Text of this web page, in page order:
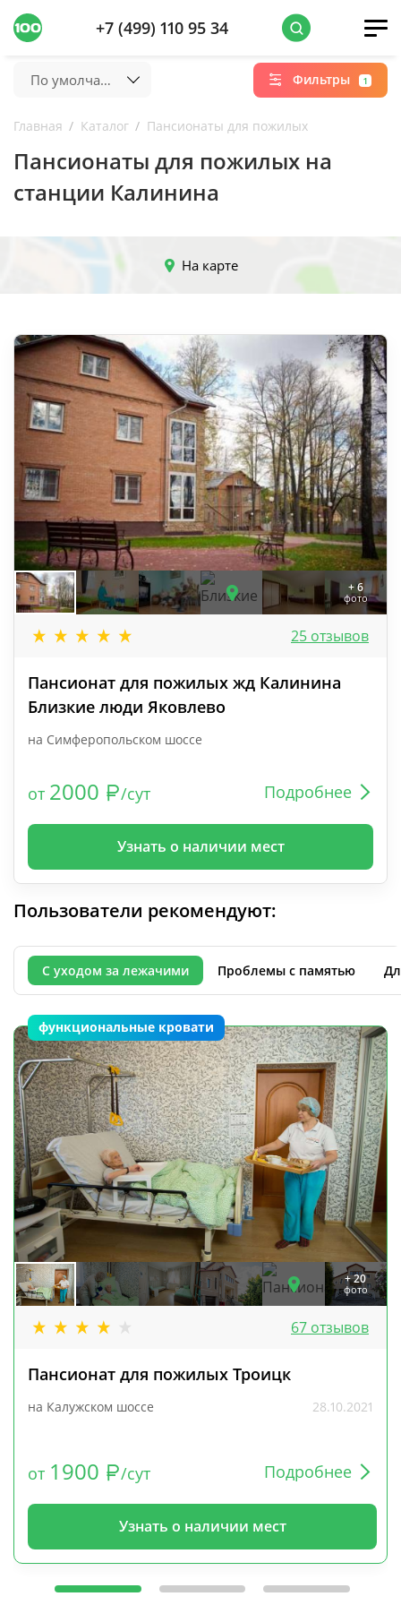
+7 (499) 110 95 34
Главная Каталог Пансионаты для пожилых
Пансионаты для пожилых на
станции Калинина
По умолчанию Фильтры 1
На карте
+ 6
фото
25 отзывов
Пансионат для пожилых жд Калинина
Близкие люди Яковлево
на Симферопольском шоссе
от 2000 /сут Подробнее
Узнать о наличии мест
Пользователи рекомендуют:
С уходом за лежачими Проблемы с памятью
функциональные кровати
+ 20
фото
67 отзывов
Пансионат для пожилых Троицк
на Калужском шоссе 28.10.2021
от 1900 /сут Подробнее
Узнать о наличии мест